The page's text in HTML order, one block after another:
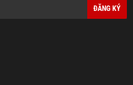
ĐĂNG KÝ